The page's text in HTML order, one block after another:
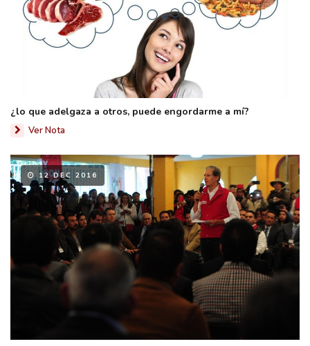
¿lo que adelgaza a otros, puede engordarme a mí?
Ver Nota
12 DEC 2016